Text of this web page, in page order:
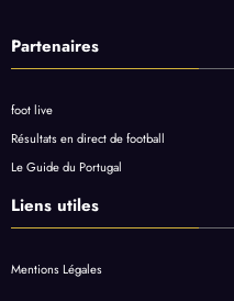
Partenaires
foot live
Résultats en direct de football
Le Guide du Portugal
Liens utiles
Mentions Légales